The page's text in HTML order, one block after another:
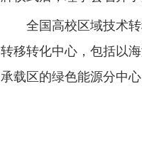
全国高校区域技术
转移转化中心，包括以
承载区的绿色能源分中心